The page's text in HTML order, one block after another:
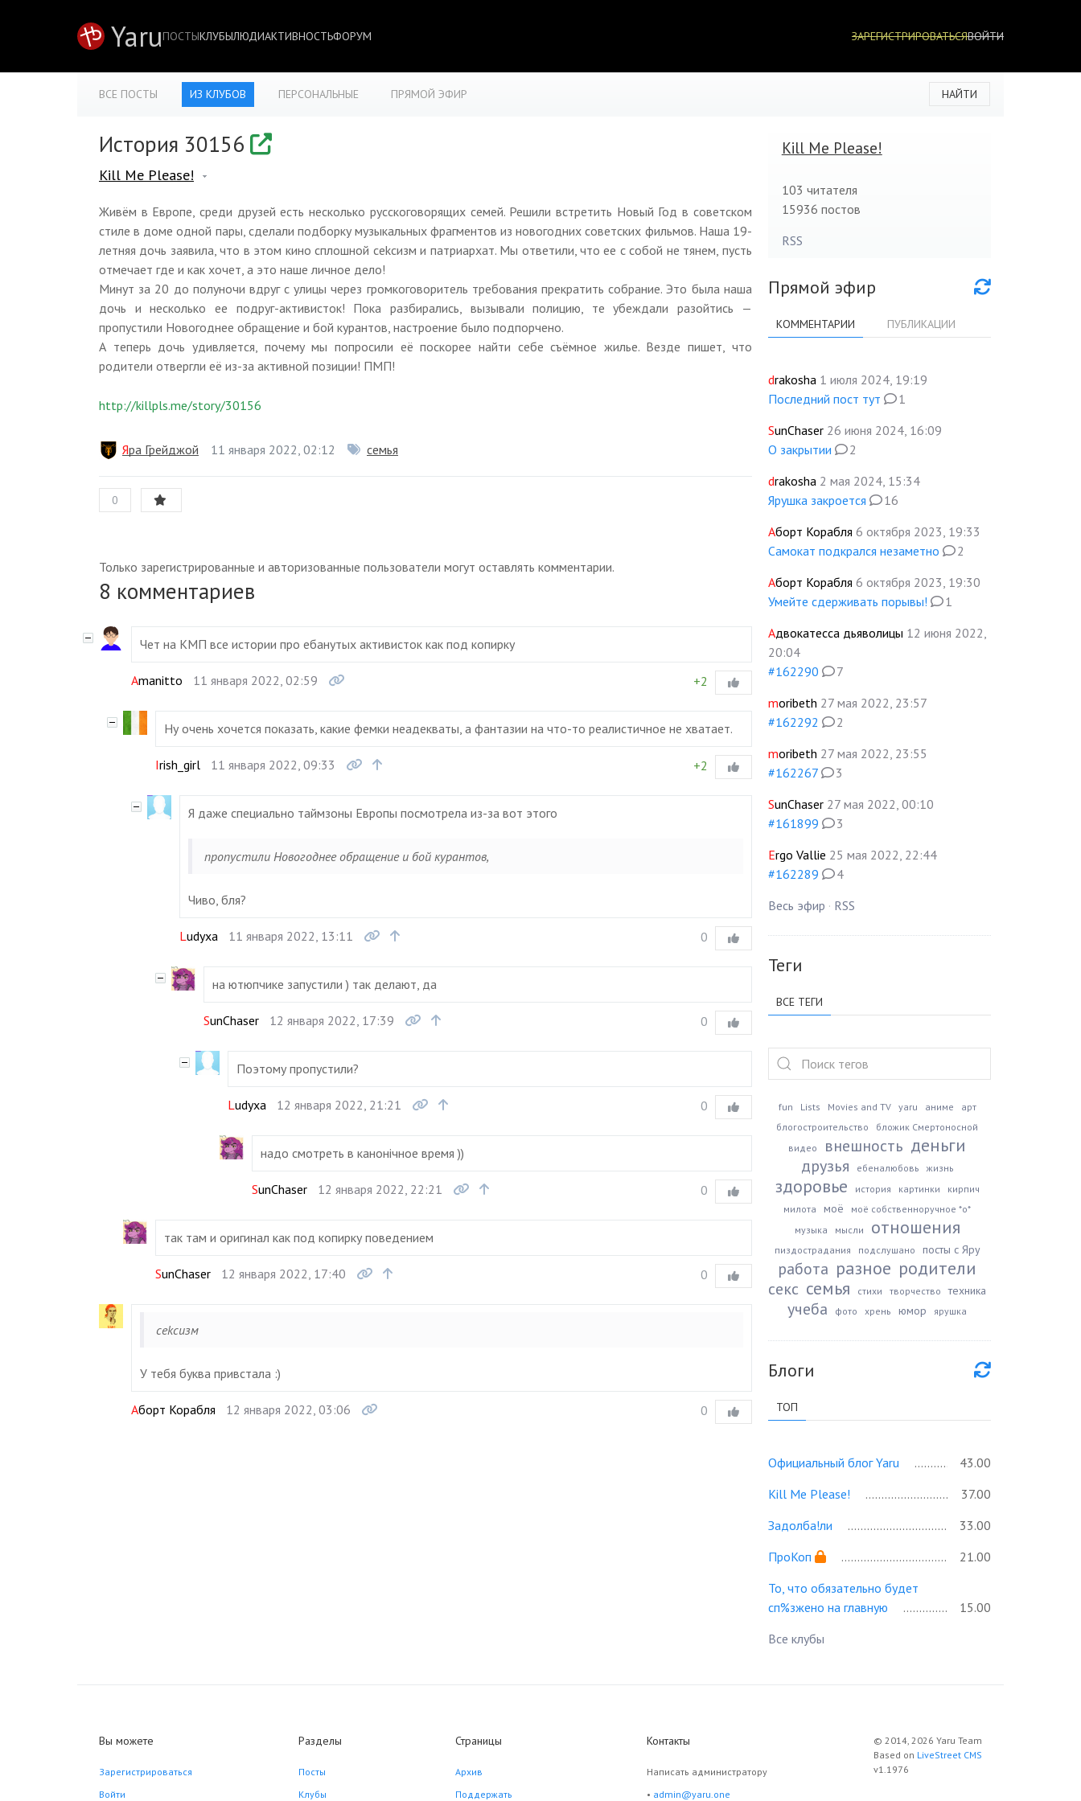
YaruПОСТЫКЛУБЫЛЮДИАКТИВНОСТЬФОРУМ ЗАРЕГИСТРИРОВАТЬСЯВОЙТИ
ВСЕ ПОСТЫ ИЗ КЛУБОВ ПЕРСОНАЛЬНЫЕ ПРЯМОЙ ЭФИР НАЙТИ
История 30156
Kill Me Please!
Живём в Европе, среди друзей есть несколько русскоговорящих семей. Решили встретить Новый Год в советском
стиле в доме одной пары, сделали подборку музыкальных фрагментов из новогодних советских фильмов. Наша 19-
летняя дочь заявила, что в этом кино сплошной cеkcизм и патриархат. Мы ответили, что ее с собой не тянем, пусть
отмечает где и как хочет, а это наше личное дело!
Минут за 20 до полуночи вдруг с улицы через громкоговоритель требования прекратить собрание. Это была наша
дочь и несколько ее подруг-активисток! Пока разбирались, вызывали полицию, те убеждали разойтись —
пропустили Новогоднее обращение и бой курантов, настроение было подпорчено.
А теперь дочь удивляется, почему мы попросили её поскорее найти себе съёмное жилье. Везде пишет, что
родители отвергли её из-за активной позиции! ПМП!
http://killpls.me/story/30156
Яра Грейджой 11 января 2022, 02:12 семья
0
Только зарегистрированные и авторизованные пользователи могут оставлять комментарии.
8 комментариев
Чет на КМП все истории про ебанутых активисток как под копирку
Amanitto 11 января 2022, 02:59 +2
Ну очень хочется показать, какие фемки неадекваты, а фантазии на что-то реалистичное не хватает.
Irish_girl 11 января 2022, 09:33 +2
Я даже специально таймзоны Европы посмотрела из-за вот этого
пропустили Новогоднее обращение и бой курантов,
Чиво, бля?
Ludyxa 11 января 2022, 13:11 0
на ютюпчике запустили ) так делают, да
SunChaser 12 января 2022, 17:39 0
Поэтому пропустили?
Ludyxa 12 января 2022, 21:21 0
надо смотреть в канонiчное время ))
SunChaser 12 января 2022, 22:21 0
так там и оригинал как под копирку поведением
SunChaser 12 января 2022, 17:40 0
cеkcизм
У тебя буква привстала :)
Аборт Корабля 12 января 2022, 03:06 0
Kill Me Please!
103 читателя
15936 постов
RSS
Прямой эфир
КОММЕНТАРИИ ПУБЛИКАЦИИ
drakosha 1 июля 2024, 19:19
Последний пост тут
1
SunChaser 26 июня 2024, 16:09
О закрытии
2
drakosha 2 мая 2024, 15:34
Ярушка закроется
16
Аборт Корабля 6 октября 2023, 19:33
Самокат подкрался незаметно
2
Аборт Корабля 6 октября 2023, 19:30
Умейте сдерживать порывы!
1
Адвокатесса дьяволицы 12 июня 2022,
20:04
#162290
7
moribeth 27 мая 2022, 23:57
#162292
2
moribeth 27 мая 2022, 23:55
#162267
3
SunChaser 27 мая 2022, 00:10
#161899
3
Ergo Vallie 25 мая 2022, 22:44
#162289
4
Весь эфир · RSS
Теги
ВСЕ ТЕГИ
fun Lists Movies and TV yaru аниме
арт
блогостроительство
бложик Смертоносной
видео
внешность деньги
друзья ебеналюбовь жизнь
здоровье история картинки
кирпич
милота
моё
моё собственноручное *о*
музыка
мысли отношения
пиздострадания подслушано посты с Яру
работа разное родители
секс семья стихи творчество техника
учеба фото хрень юмор ярушка
Блоги
ТОП
Официальный блог Yaru
43.00
Kill Me Please!
37.00
Задолба!ли
33.00
ПроКоп
21.00
То, что обязательно будет
сп%зжено на главную
15.00
Все клубы
Вы можете
Зарегистрироваться
Войти
Разделы
Посты
Клубы
Страницы
Архив
Поддержать
Контакты
Написать администратору
• admin@yaru.one
© 2014, 2026 Yaru Team
Based on LiveStreet CMS
v1.1976